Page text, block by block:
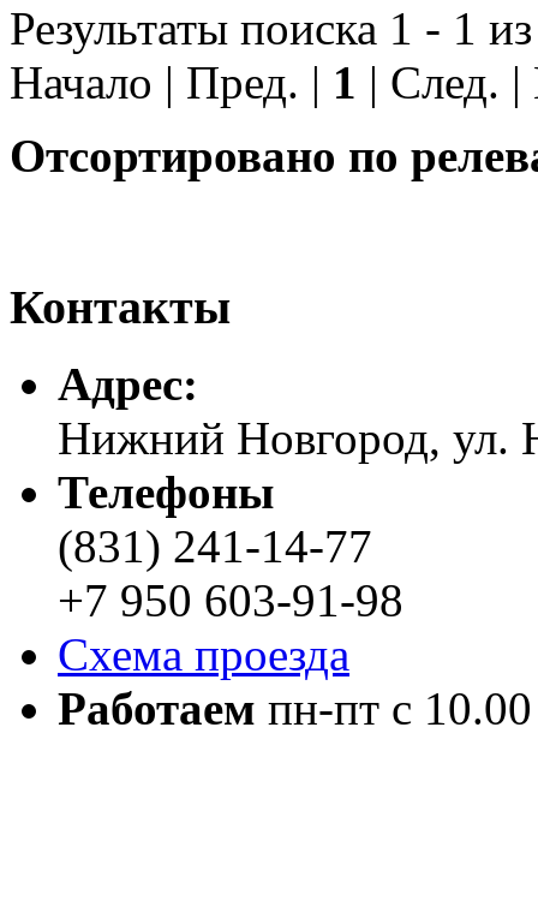
Результаты поиска 1 - 1
Начало | Пред. | 1 | След.
Отсортировано по
Контакты
Адреc:
Нижний Новгород, ул.
Телефоны
(831) 241-14-77
+7 950 603-91-98
Схема проезда
Работаем пн-пт с